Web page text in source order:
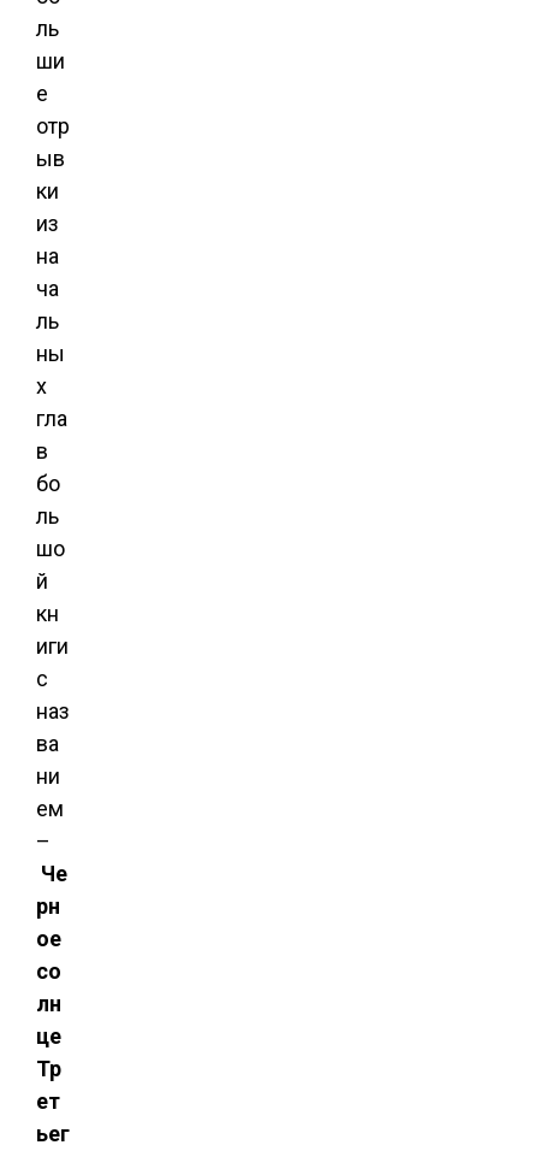
ль
ши
е
отр
ыв
ки
из
на
ча
ль
ны
х
гла
в
бо
ль
шо
й
кн
иги
с
наз
ва
ни
ем
–
Че
рн
ое
со
лн
це
Тр
ет
ьег